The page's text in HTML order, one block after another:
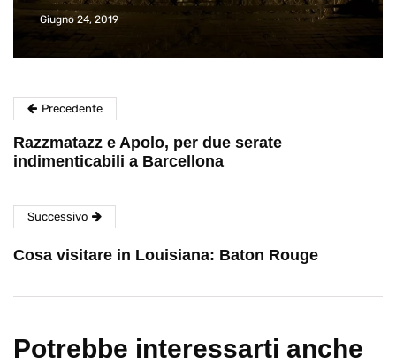
Giugno 24, 2019
Precedente
Razzmatazz e Apolo, per due serate
indimenticabili a Barcellona
Successivo
Cosa visitare in Louisiana: Baton Rouge
Potrebbe interessarti anche